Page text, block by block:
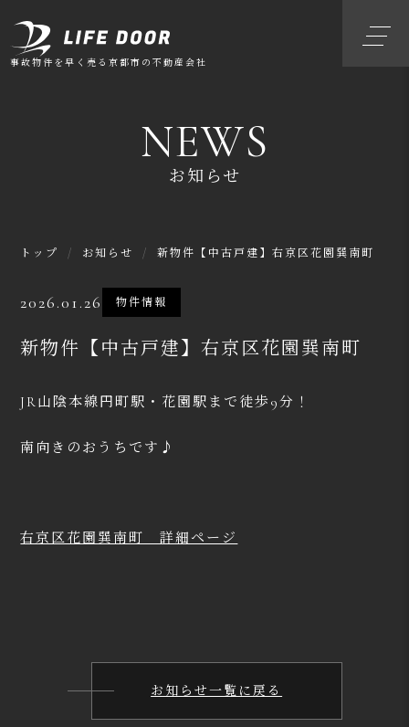
事故物件を早く売る京都市の不動産会社
NEWS
お知らせ
トップ / お知らせ / 新物件【中古戸建】右京区花園巽南町
2026.01.26 物件情報
新物件【中古戸建】右京区花園巽南町
JR山陰本線円町駅・花園駅まで徒歩9分！
南向きのおうちです♪
右京区花園巽南町 詳細ページ
お知らせ一覧に戻る